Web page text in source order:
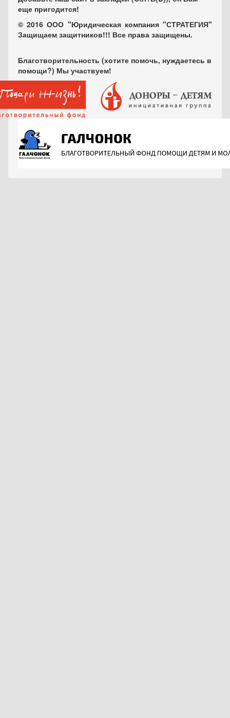
еще пригодится!
© 2016 ООО "Юридическая компания "СТРАТЕГИЯ"
Защищаем защитников!!! Все права защищены.
Благотворительность (хотите помочь, нуждаетесь в
помощи?) Мы участвуем!